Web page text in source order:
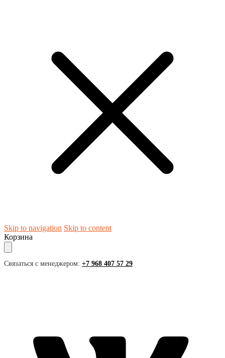
Skip to navigation Skip to content
Корзина
Связаться с менеджером: +7 968 407 57 29